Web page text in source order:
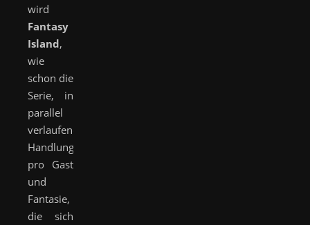
wird
Fantasy
Island,
wie
schon die
Serie, in
parallel
verlaufenden
Handlungssträngen
pro Gast
und
Fantasie,
die sich